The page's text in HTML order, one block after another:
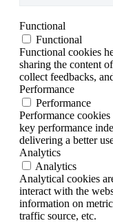
Functional
Functional
Functional cookies
sharing the content
collect feedbacks,
Performance
Performance
Performance
key performance
delivering a better
Analytics
Analytics
Analytical cookies
interact with the
information on
traffic source, etc.